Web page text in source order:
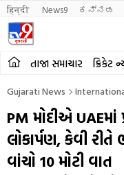
हिन्दी News9 ಕನ್ನಡ
તાજા સમાચાર ક્રિકેટ
Gujarati News
PM મોદીએ UAEમાં
લોકાર્પણ, કેવી
વાંચો 10 મોટી વાત